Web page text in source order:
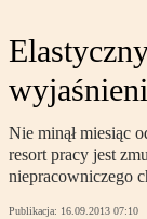
Nie minął miesiąc
resort pracy jest
niepracowniczego
Publikacja: 16.09.2013 07:10